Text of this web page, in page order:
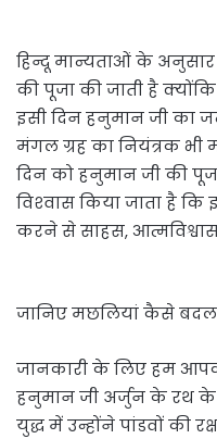
हिन्दू मान्यताओं के
की पूजा की जाती है
इसी दिन हनुमान जी का
मंगल ग्रह का नियंत्रक भी
दिन को हनुमान जी की
विश्‍वास किया जाता है
करने से साहस, आत्मविश्वास
जानिए मछलियां कैसे
जानकारी के लिए हम
हनुमान जी अर्जुन के रथ के
युद्ध में उन्होंने पांडवों की